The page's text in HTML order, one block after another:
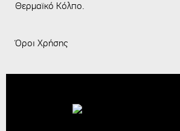
Θερμαϊκό Κόλπο.
Όροι Χρήσης